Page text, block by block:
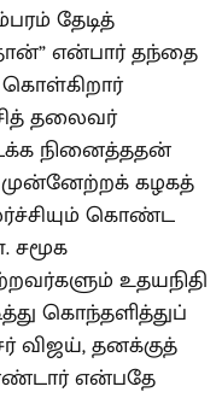
தேடித்
என்பார் தந்தை
கொள்கிறார்
தலைவர்
நினைத்ததன்
முன்னேற்றக் கழகத்
கொண்ட
சமூக
உதயநிதி
கொந்தளித்துப்
விஜய், தனக்குத்
என்பதே